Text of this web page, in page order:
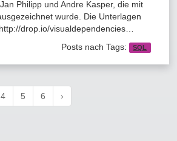
Philipp und Andre Kasper, die mit
wurde. Die Unterlagen
drop.io/visualdependencies…
Posts nach Tags:
SQL
4 5 6 ›